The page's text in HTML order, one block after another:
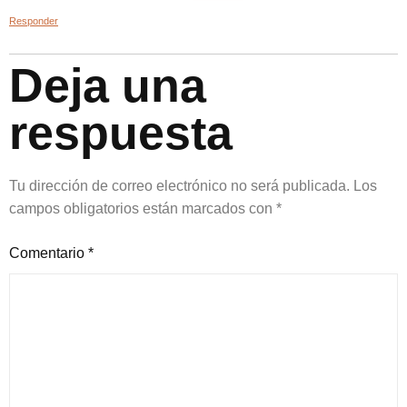
Responder
Deja una
respuesta
Tu dirección de correo electrónico no será publicada. Los
campos obligatorios están marcados con *
Comentario *